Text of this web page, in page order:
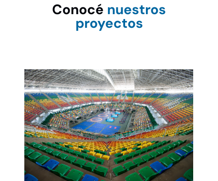
Conocé nuestros
proyectos